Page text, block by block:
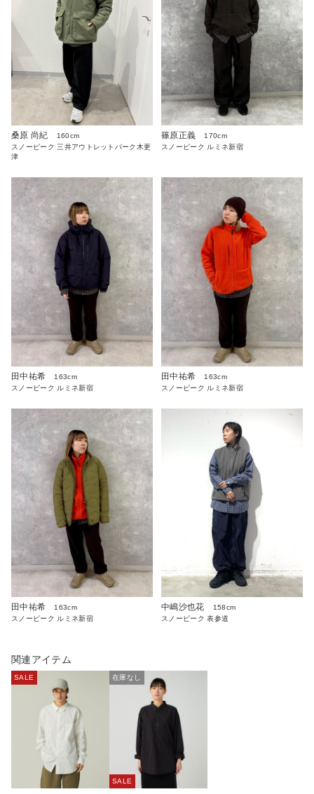
桑原 尚紀
160cm
スノーピーク 三井アウトレットパーク木更
津
篠原正義
170cm
スノーピーク ルミネ新宿
田中祐希
163cm
スノーピーク ルミネ新宿
田中祐希
163cm
スノーピーク ルミネ新宿
田中祐希
163cm
スノーピーク ルミネ新宿
中嶋沙也花
158cm
スノーピーク 表参道
関連アイテム
SALE 在庫なし
SALE